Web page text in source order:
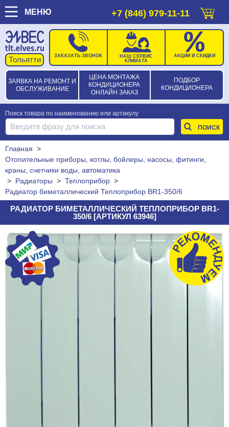
МЕНЮ +7 (846) 979-11-11
ЗАЯВКА НА РЕМОНТ И
ОБСЛУЖИВАНИЕ
ЦЕНА МОНТАЖА
КОНДИЦИОНЕРА
ОНЛАЙН ЗАКАЗ
ПОДБОР
КОНДИЦИОНЕРА
ЗАКАЗАТЬ ЗВОНОК
НАШ СЕРВИС
КЛИМАТА
АКЦИИ И СКИДКИ
Поиск товара по наименованию или артикулу
Главная >
Отопительные приборы, котлы, бойлеры, насосы, фитинги,
краны, счетчики воды, автоматика
> Радиаторы > Теплоприбор >
Радиатор биметаллический Теплоприбор BR1-350/6
РАДИАТОР БИМЕТАЛЛИЧЕСКИЙ ТЕПЛОПРИБОР BR1-
350/6 [АРТИКУЛ 63946]